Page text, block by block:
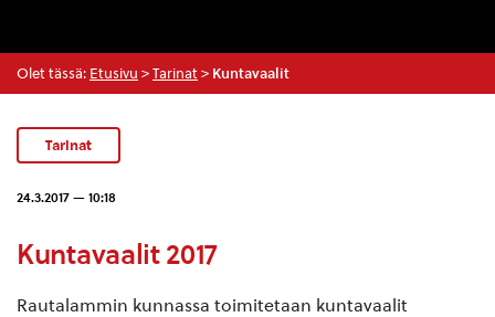
Olet tässä: Etusivu > Tarinat > Kuntavaalit
Tarinat
24.3.2017 — 10:18
Kuntavaalit 2017
Rautalammin kunnassa toimitetaan kuntavaalit